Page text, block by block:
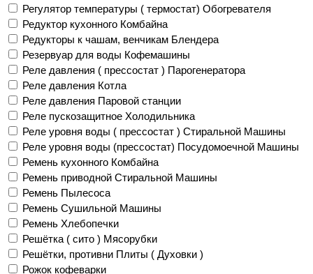
Регулятор температуры ( термостат) Обогревателя
Редуктор кухонного Комбайна
Редукторы к чашам, венчикам Блендера
Резервуар для воды Кофемашины
Реле давления ( прессостат ) Парогенератора
Реле давления Котла
Реле давления Паровой станции
Реле пускозащитное Холодильника
Реле уровня воды ( прессостат ) Стиральной Машины
Реле уровня воды (прессостат) Посудомоечной Машины
Ремень кухонного Комбайна
Ремень приводной Стиральной Машины
Ремень Пылесоса
Ремень Сушильной Машины
Ремень Хлебопечки
Решётка ( сито ) Мясорубки
Решётки, противни Плиты ( Духовки )
Рожок кофеварки